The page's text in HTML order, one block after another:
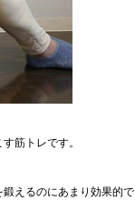
筋トレです。
えるのにあまり効果的で